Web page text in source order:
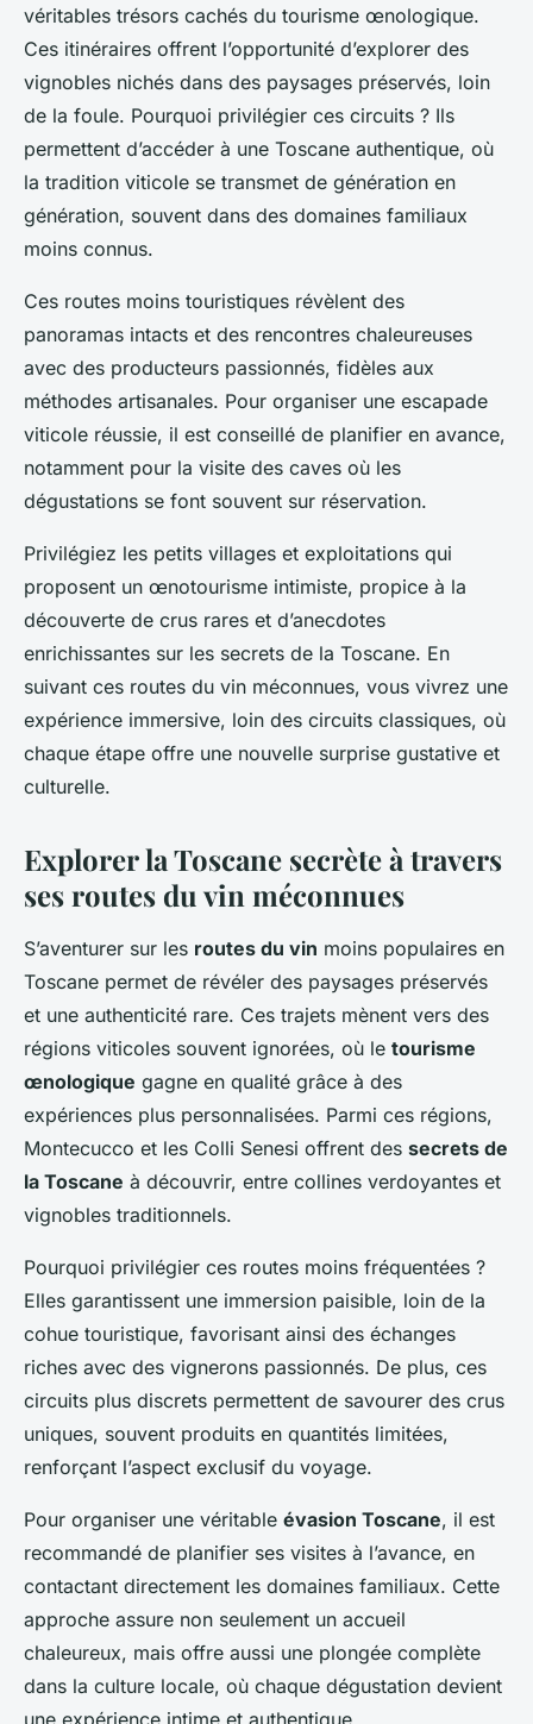
véritables trésors cachés du tourisme œnologique.
Ces itinéraires offrent l’opportunité d’explorer des
vignobles nichés dans des paysages préservés, loin
de la foule. Pourquoi privilégier ces circuits ? Ils
permettent d’accéder à une Toscane authentique, où
la tradition viticole se transmet de génération en
génération, souvent dans des domaines familiaux
moins connus.
Ces routes moins touristiques révèlent des
panoramas intacts et des rencontres chaleureuses
avec des producteurs passionnés, fidèles aux
méthodes artisanales. Pour organiser une escapade
viticole réussie, il est conseillé de planifier en avance,
notamment pour la visite des caves où les
dégustations se font souvent sur réservation.
Privilégiez les petits villages et exploitations qui
proposent un œnotourisme intimiste, propice à la
découverte de crus rares et d’anecdotes
enrichissantes sur les secrets de la Toscane. En
suivant ces routes du vin méconnues, vous vivrez une
expérience immersive, loin des circuits classiques, où
chaque étape offre une nouvelle surprise gustative et
culturelle.
Explorer la Toscane secrète à travers
ses routes du vin méconnues
S’aventurer sur les routes du vin moins populaires en
Toscane permet de révéler des paysages préservés
et une authenticité rare. Ces trajets mènent vers des
régions viticoles souvent ignorées, où le tourisme
œnologique gagne en qualité grâce à des
expériences plus personnalisées. Parmi ces régions,
Montecucco et les Colli Senesi offrent des secrets de
la Toscane à découvrir, entre collines verdoyantes et
vignobles traditionnels.
Pourquoi privilégier ces routes moins fréquentées ?
Elles garantissent une immersion paisible, loin de la
cohue touristique, favorisant ainsi des échanges
riches avec des vignerons passionnés. De plus, ces
circuits plus discrets permettent de savourer des crus
uniques, souvent produits en quantités limitées,
renforçant l’aspect exclusif du voyage.
Pour organiser une véritable évasion Toscane, il est
recommandé de planifier ses visites à l’avance, en
contactant directement les domaines familiaux. Cette
approche assure non seulement un accueil
chaleureux, mais offre aussi une plongée complète
dans la culture locale, où chaque dégustation devient